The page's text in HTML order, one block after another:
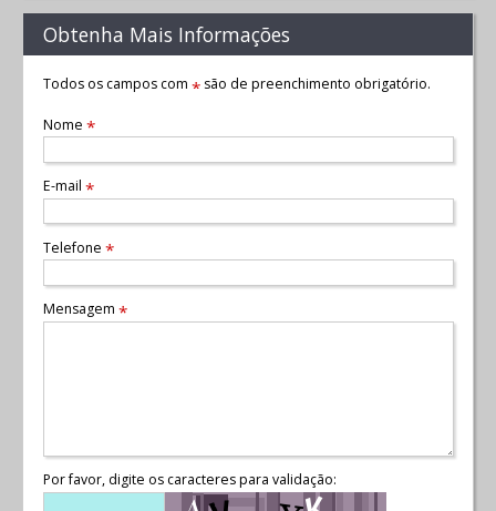
Obtenha Mais Informações
Todos os campos com *são de preenchimento obrigatório.
Nome *
E-mail *
Telefone *
Mensagem *
Por favor, digite os caracteres para validação: